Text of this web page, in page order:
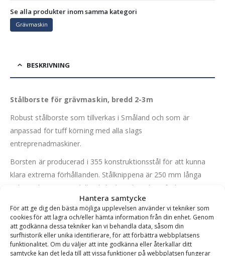
Hantera samtycke
För att ge dig den bästa möjliga upplevelsen använder vi tekniker som
cookies för att lagra och/eller hämta information från din enhet. Genom
att godkänna dessa tekniker kan vi behandla data, såsom din
surfhistorik eller unika identifierare, för att förbättra webbplatsens
funktionalitet. Om du väljer att inte godkänna eller återkallar ditt
samtycke kan det leda till att vissa funktioner på webbplatsen fungerar
Se alla produkter inom samma kategori
Grävmaskin
BESKRIVNING
Stålborste för grävmaskin, bredd 2-3m
Robust stålborste som tillverkas i Småland och som är
anpassad för tuff körning med alla slags
entreprenadmaskiner.
Borsten är producerad i 355 konstruktionsstål för att kunna
klara extrema förhållanden. Stålknippena är 250 mm långa
och innebär en stor skillnad i livslängd med jämförbara
borstar i plast. Stålborsten innehåller 30% fler stålstrån än
liknande produkter på marknaden. Själva borstknippena består
av 18 rader borst fördelade på tre rader.
Utbytesborst säljs separat som tillbehör och är enkla att byta